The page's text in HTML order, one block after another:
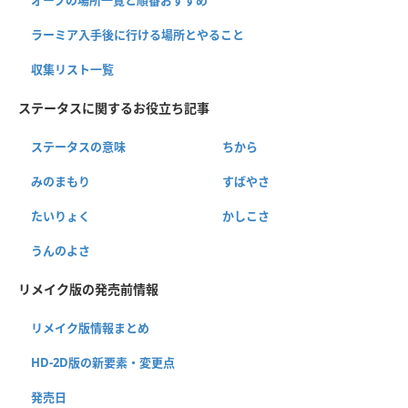
ラーミア入手後に行ける場所とやること
収集リスト一覧
ステータスに関するお役立ち記事
ステータスの意味 ちから
みのまもり すばやさ
たいりょく かしこさ
うんのよさ
リメイク版の発売前情報
リメイク版情報まとめ
HD-2D版の新要素・変更点
発売日